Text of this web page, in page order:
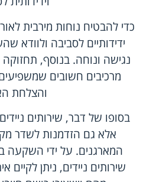
כדי להבטיח נוחות מירבית
ידידותיים לסביבה ולוודא
נגישה ונוחה. בנוסף, תחזוקה
מרכיבים חשובים
והצלחת
בסופו של דבר, שירותים
אלא גם הזדמנות לשדר
המארגנים. על ידי השקעה
שירותים ניידים, ניתן לקיים